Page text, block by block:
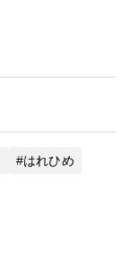
はれひめ